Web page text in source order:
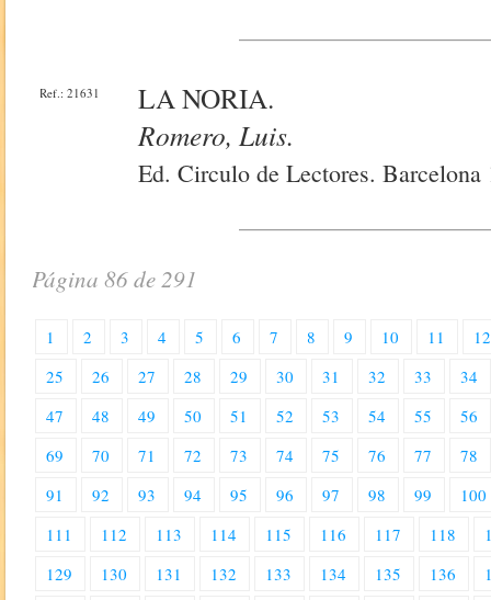
Ref.: 21631
LA NORIA.
Romero, Luis.
Ed. Circulo de Lectores.
Página 86 de 291
1 2 3 4 5 6 7 8 9 10 11
12
25
26 27 28 29 30 31 32 33
34
47
48 49 50 51 52 53 54 55
56
69
70 71 72 73 74 75 76 77
78
91
92 93 94 95 96 97 98 99
100
111
112 113 114 115 116 117 118
129
130 131 132 133 134 135 136